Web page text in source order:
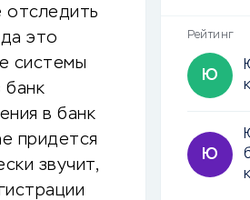
отследить
это
системы
банк
в банк
придется
звучит,
Рейтинг
Ю
Ю